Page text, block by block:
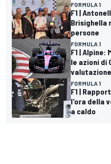
FORMULA 1
F1 |
Brisighella
persone
FORMULA 1
F1 | Alpine:
le azioni di
FORMULA 1
F1 |
l'ora della
a caldo